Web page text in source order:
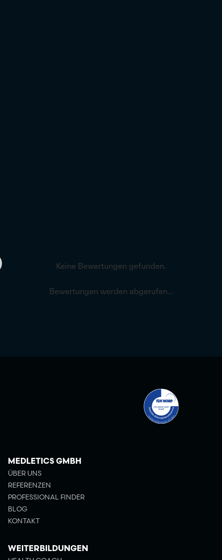
Keine Bewertungen gefunden.
Bewertungen werden abgerufen...
MEDLETICS GMBH
ÜBER UNS
REFERENZEN
PROFESSIONAL FINDER
BLOG
KONTAKT
WEITERBILDUNGEN